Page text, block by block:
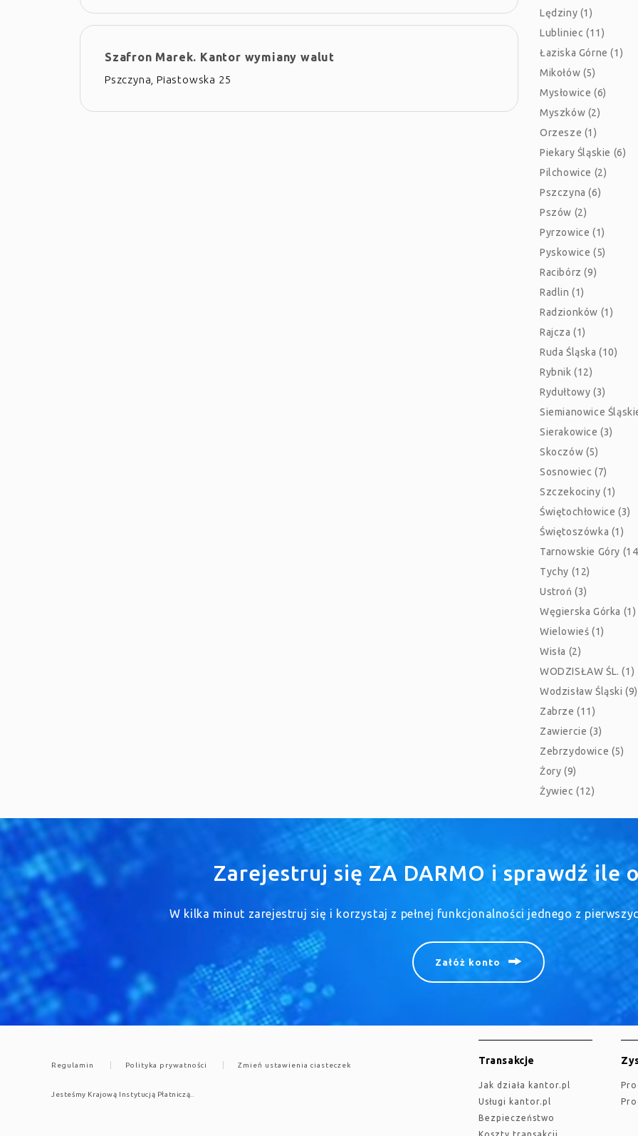
Szafron Marek. Kantor wymiany walut
Pszczyna, Piastowska 25
Lędziny (1)
Lubliniec (11)
Łaziska Górne (1)
Mikołów (5)
Mysłowice (6)
Myszków (2)
Orzesze (1)
Piekary Śląskie (6)
Pilchowice (2)
Pszczyna (6)
Pszów (2)
Pyrzowice (1)
Pyskowice (5)
Racibórz (9)
Radlin (1)
Radzionków (1)
Rajcza (1)
Ruda Śląska (10)
Rybnik (12)
Rydułtowy (3)
Siemianowice
Sierakowice (3)
Skoczów (5)
Sosnowiec (7)
Szczekociny (1)
Świętochłowice (3)
Świętoszówka (1)
Tarnowskie Góry
Tychy (12)
Ustroń (3)
Węgierska Górka (1)
Wielowieś (1)
Wisła (2)
WODZISŁAW ŚL. (1)
Wodzisław Śląski (9)
Zabrze (11)
Zawiercie (3)
Zebrzydowice (5)
Żory (9)
Żywiec (12)
Zarejestruj się ZA DARMO i sprawdź ile
W kilka minut zarejestruj się i korzystaj z pełnej funkcjonalności jednego z
Załóż konto
Regulamin Polityka prywatności Zmień ustawienia ciasteczek
Jesteśmy Krajową Instytucją Płatniczą..
Transakcje
jak działa kantor.pl
Usługi kantor.pl
Bezpieczeństwo